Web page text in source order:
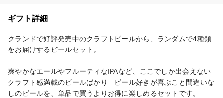
ギフト詳細
クランドで好評発売中のクラフトビールから、ランダムで4種類
をお届けするビールセット。
爽やかなエールやフルーティなIPAなど、ここでしか出会えない
クラフト感満載のビールばかり！ビール好きが喜ぶこと間違いな
しのビールを、単品で買うよりお得に楽しめるセットです。